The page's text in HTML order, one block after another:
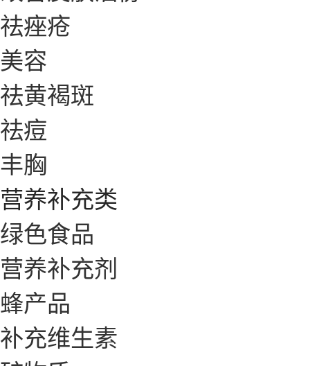
祛痤疮
美容
祛黄褐斑
祛痘
丰胸
营养补充类
绿色食品
营养补充剂
蜂产品
补充维生素